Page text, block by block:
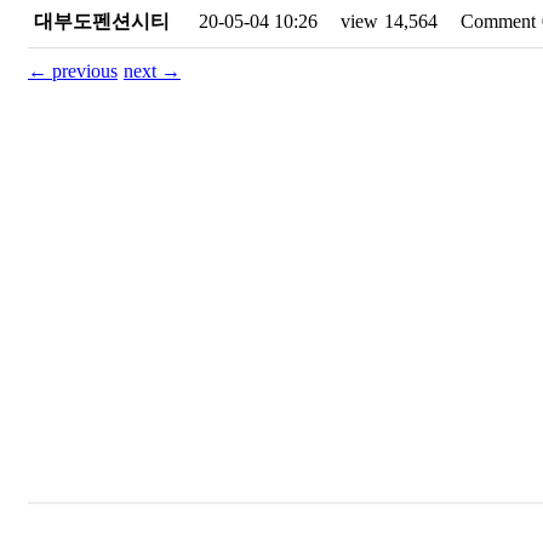
대부도펜션시티 20-05-04 10:26 view 14,564 Comment
← previous next →